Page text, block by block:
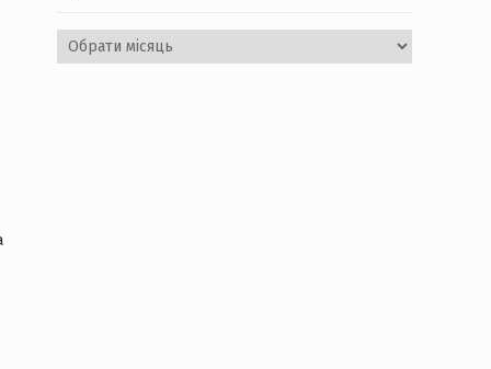
Архіви